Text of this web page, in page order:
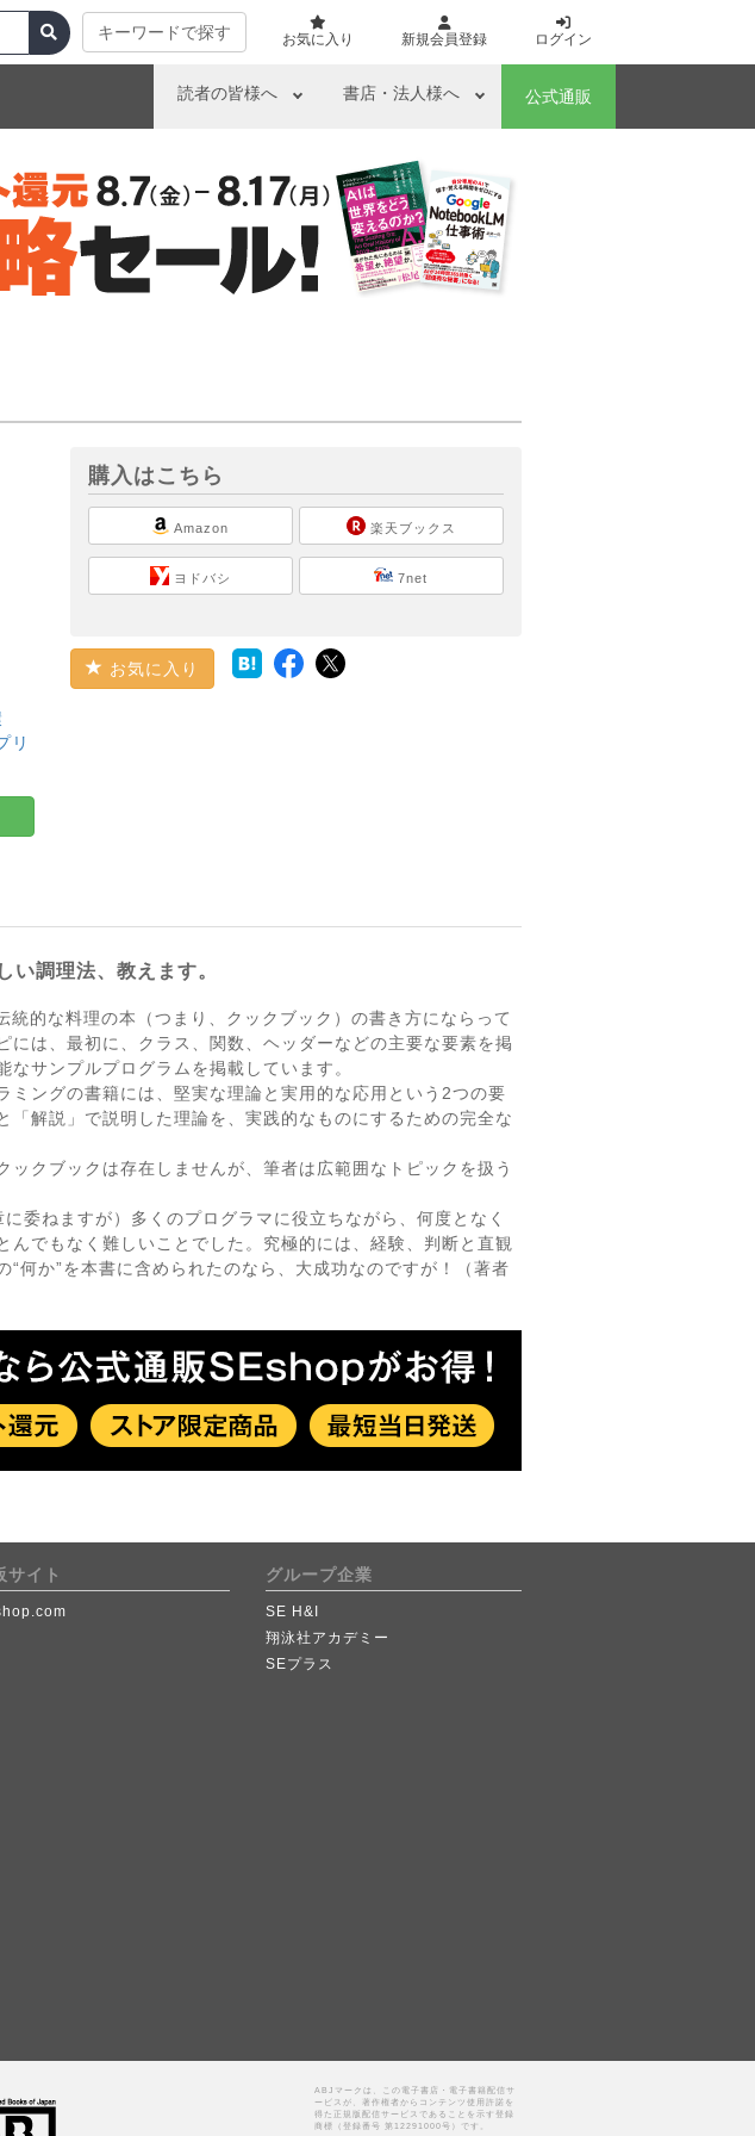
キーワードで探す お気に入り 新規会員登録 ログイン
読者の皆様へ 書店・法人様へ 公式通販
リ
購入はこちら
Amazon
ヨドバシ
楽天ブックス
7net
お気に入り
い調理法、教えます。
的な料理の本（つまり、クックブック）の書き方にならって
には、最初に、クラス、関数、ヘッダーなどの主要な要素を掲
サンプルプログラムを掲載しています。
ミングの書籍には、堅実な理論と実用的な応用という2つの要
解説」で説明した理論を、実践的なものにするための完全な
クブックは存在しませんが、筆者は広範囲なトピックを扱う
委ねますが）多くのプログラマに役立ちながら、何度となく
でもなく難しいことでした。究極的には、経験、判断と直観
何か”を本書に含められたのなら、大成功なのですが！（著者
サイト グループ企業
SE H&I
翔泳社アカデミー
SEプラス
ABJマークは、この電子書店・電子書籍配信サ
ービスが、著作権者からコンテンツ使用許諾を
得た正規版配信サービスであることを示す登録
商標（登録番号 第12291000号）です。